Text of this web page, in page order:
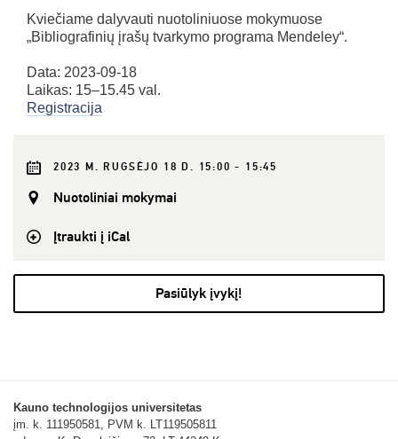
Kviečiame dalyvauti nuotoliniuose mokymuose
„Bibliografinių įrašų tvarkymo programa Mendeley“.
Data: 2023-09-18
Laikas: 15–15.45 val.
Registracija
2023 M. RUGSĖJO 18 D. 15:00 - 15:45
Nuotoliniai mokymai
Įtraukti į iCal
Pasiūlyk įvykį!
Kauno technologijos universitetas
įm. k. 111950581, PVM k. LT119505811